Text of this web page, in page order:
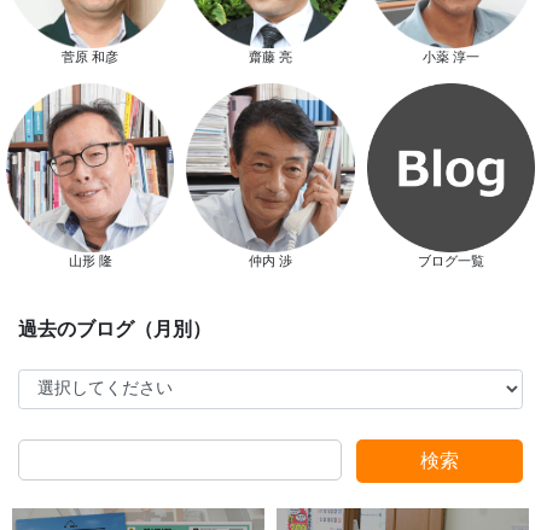
スマートハウス 完成見学会開催
新春特別キャンペーン
スタッフ別ブログ
菅原 和彦 齋藤 亮 小薬 淳一
山形 隆 仲内 渉 ブログ一覧
検索